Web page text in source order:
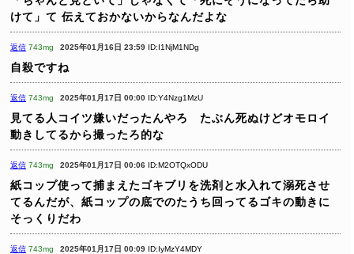
けて」て 伝えておかないからなんだよな
返信 743mg 2025年01月16日 23:59 ID:I1NjM1NDg
自殺ですね
返信 743mg 2025年01月17日 00:00 ID:Y4Nzg1MzU
見てる人コイツ嫌いだったんやろ たぶん死ぬけどオモロイ
動きしてるから撮ったろ的な
返信 743mg 2025年01月17日 00:06 ID:M2OTQxODU
紙コップ使って捕まえたゴキブリを洗剤と水入れて溺死させ
てるんだが、紙コップの底でのたうち回ってるゴキの動きに
そっくりだわ
返信 743mg 2025年01月17日 00:09 ID:IyMzY4MDY